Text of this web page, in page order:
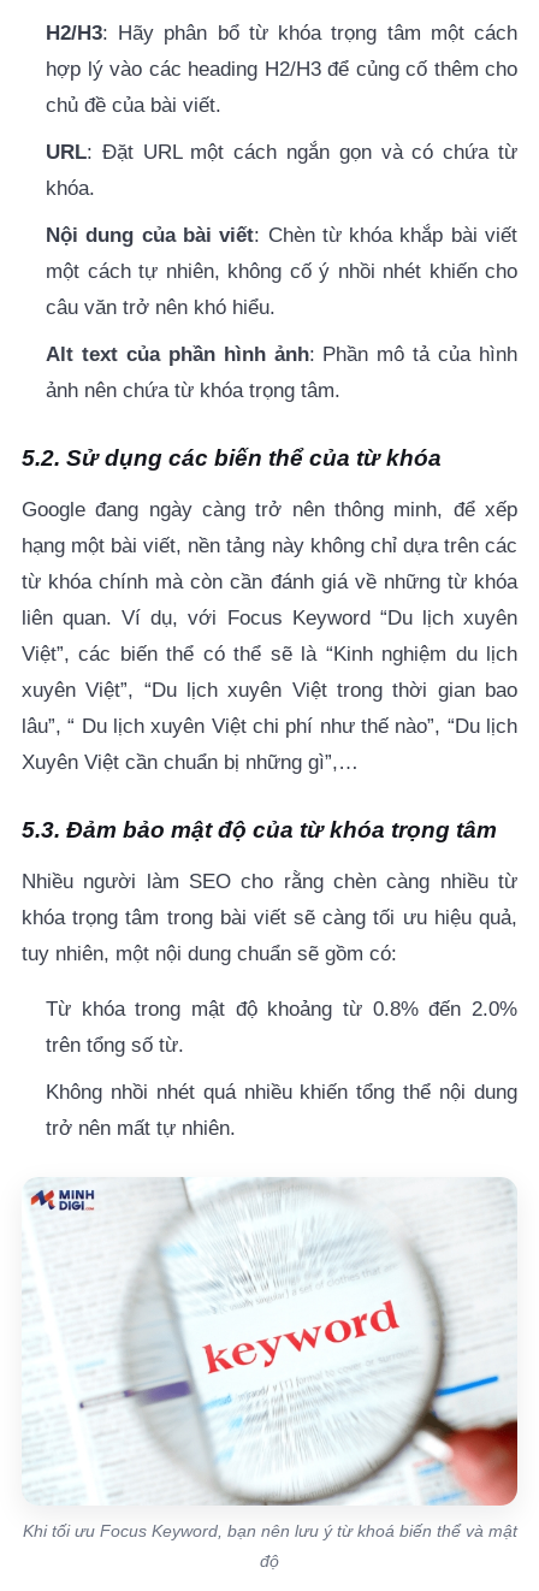
H2/H3: Hãy phân bổ từ khóa trọng tâm một cách
hợp lý vào các heading H2/H3 để củng cố thêm cho
chủ đề của bài viết.
URL: Đặt URL một cách ngắn gọn và có chứa từ
khóa.
Nội dung của bài viết: Chèn từ khóa khắp bài viết
một cách tự nhiên, không cố ý nhồi nhét khiến cho
câu văn trở nên khó hiểu.
Alt text của phần hình ảnh: Phần mô tả của hình
ảnh nên chứa từ khóa trọng tâm.
5.2. Sử dụng các biến thểcủa từ khóa
Google đang ngày càng trở nên thông minh, để xếp
hạng một bài viết, nền tảng này không chỉ dựa trên các
từ khóa chính mà còn cần đánh giá về những từ khóa
liên quan. Ví dụ, với Focus Keyword “Du lịch xuyên
Việt”, các biến thể có thể sẽ là “Kinh nghiệm du lịch
xuyên Việt”, “Du lịch xuyên Việt trong thời gian bao
lâu”, “ Du lịch xuyên Việt chi phí như thế nào”, “Du lịch
Xuyên Việt cần chuẩn bị những gì”,…
5.3. Đảm bảo mật độ của từ khóa trọng tâm
Nhiều người làm SEO cho rằng chèn càng nhiều từ
khóa trọng tâm trong bài viết sẽ càng tối ưu hiệu quả,
tuy nhiên, một nội dung chuẩn sẽ gồm có:
Từ khóa trong mật độ khoảng từ 0.8% đến 2.0%
trên tổng số từ.
Không nhồi nhét quá nhiều khiến tổng thể nội dung
trở nên mất tự nhiên.
Khi tối ưu Focus Keyword, bạn nên lưu ý từ khoá biến thể và mật
độ